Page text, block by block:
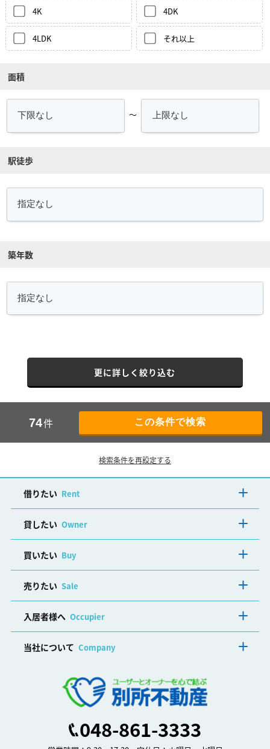
4K 4DK
4LDK それ以上
面積
～
駅徒歩
築年数
更に詳しく絞り込む
74件
検索条件を再設定する
借りたい Rent
貸したい Owner
買いたい Buy
売りたい Sale
入居者様へ Occupier
当社について Company
048-861-3333